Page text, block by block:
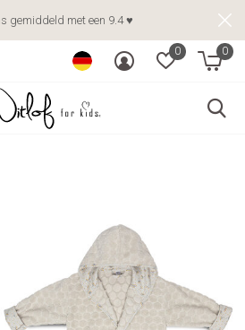
0 0
gemiddeld met een 9.4 ♥